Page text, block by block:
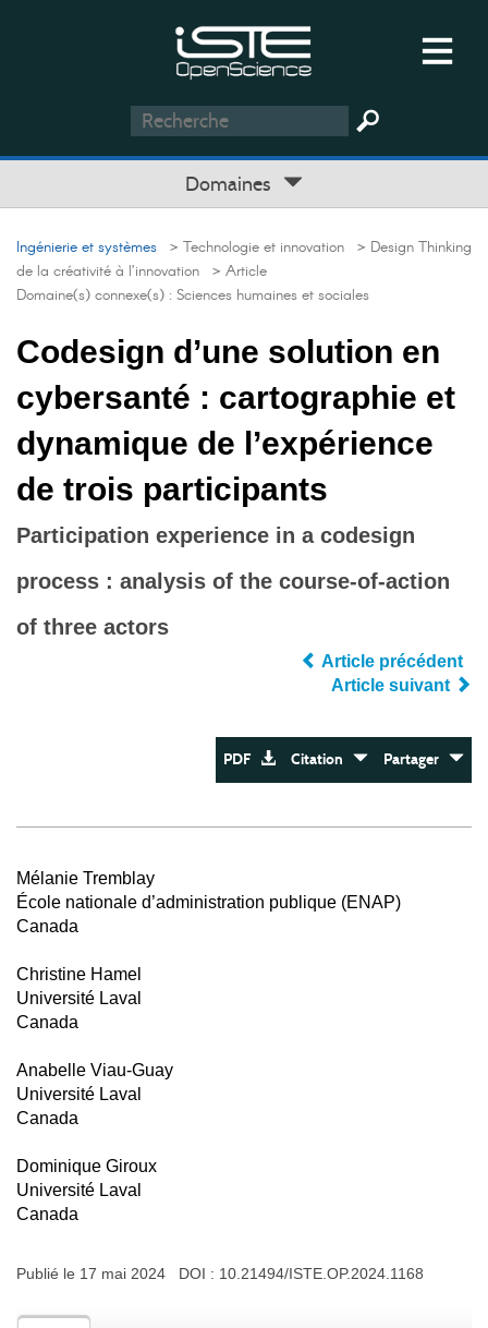
Domaines
Ingénierie et systèmes > Technologie et innovation > Design Thinking
de la créativité à l’innovation > Article
Domaine(s) connexe(s) : Sciences humaines et sociales
Codesign d’une solution en
cybersanté : cartographie et
dynamique de l’expérience
de trois participants
Participation experience in a codesign
process : analysis of the course-of-action
of three actors
Article précédent
Article suivant
PDF Citation Partager
Mélanie Tremblay
École nationale d’administration publique (ENAP)
Canada
Christine Hamel
Université Laval
Canada
Anabelle Viau-Guay
Université Laval
Canada
Dominique Giroux
Université Laval
Canada
Publié le 17 mai 2024 DOI : 10.21494/ISTE.OP.2024.1168